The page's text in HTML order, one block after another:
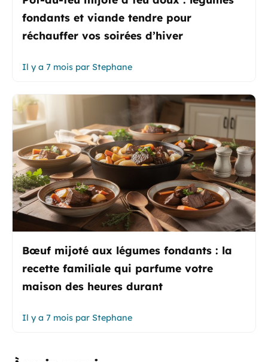
fondants et viande tendre pour
réchauffer vos soirées d’hiver
Il y a 7 mois par Stephane
Bœuf mijoté aux légumes fondants : la
recette familiale qui parfume votre
maison des heures durant
Il y a 7 mois par Stephane